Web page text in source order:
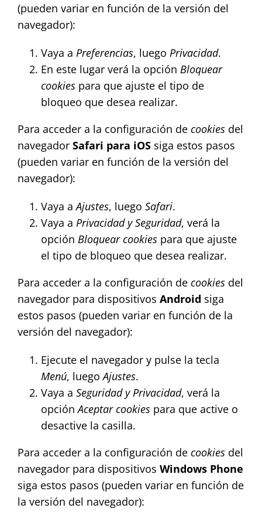
(pueden variar en función de la versión del
navegador):
Vaya a Preferencias, luego Privacidad.
En este lugar verá la opción Bloquear
cookies para que ajuste el tipo de
bloqueo que desea realizar.
Para acceder a la configuración de cookies del
navegador Safari para iOS siga estos pasos
(pueden variar en función de la versión del
navegador):
Vaya aAjustes, luego Safari.
Vaya a Privacidad y Seguridad, verá la
opción Bloquear cookies para que ajuste
el tipo de bloqueo que desea realizar.
Para acceder a la configuración de cookies del
navegador para dispositivos Android siga
estos pasos (pueden variar en función de la
versión del navegador):
Ejecute el navegador y pulse la tecla
Menú, luegoAjustes.
Vaya a Seguridad y Privacidad, verá la
opciónAceptar cookies para que active o
desactive la casilla.
Para acceder a la configuración de cookies del
navegador para dispositivos Windows Phone
siga estos pasos (pueden variar en función de
la versión del navegador):